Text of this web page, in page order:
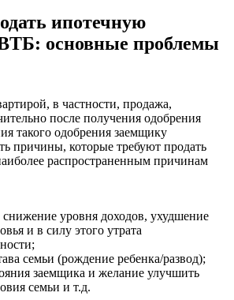
ипотечную
основные проблемы
в частности, продажа,
после получения одобрения
такого одобрения заемщику
причины, которые требуют продать
распространенным причинам
снижение уровня доходов, ухудшение
и в силу этого утрата
семьи (рождение ребенка/развод);
заемщика и желание улучшить
семьи и т.д.